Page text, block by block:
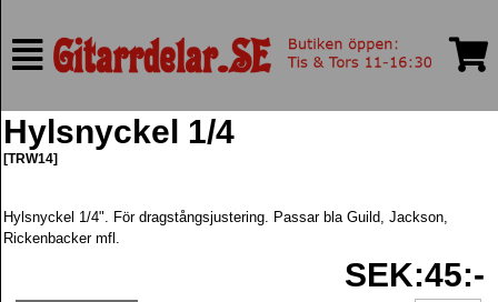
Hylsnyckel 1/4
[TRW14]
Hylsnyckel 1/4". För dragstångsjustering. Passar bla Guild, Jackson,
Rickenbacker mfl.
SEK:45:-